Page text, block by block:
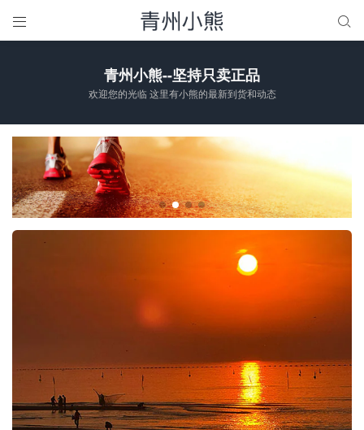
 
青州小熊--坚持只卖正品
欢迎您的光临 这里有小熊的最新到货和动态